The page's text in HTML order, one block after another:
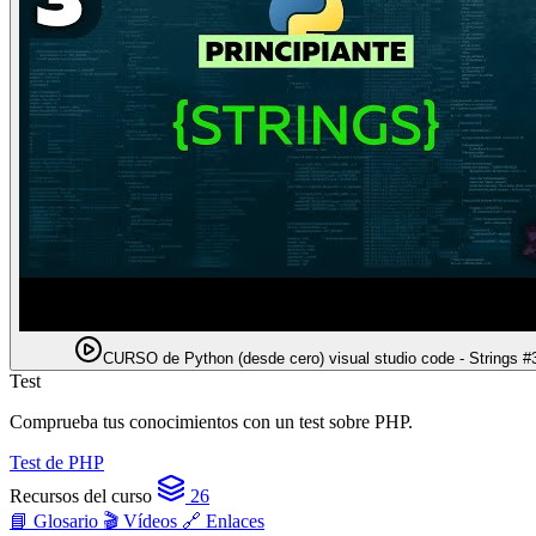
CURSO de Python (desde cero) visual studio code - Strings
Test
Comprueba tus conocimientos con un test sobre PHP.
Test de PHP
Recursos del curso
26
📘 Glosario 🎬 Vídeos 🔗 Enlaces